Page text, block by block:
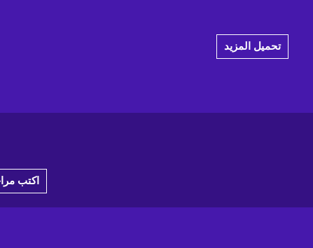
تحميل المزيد
اكتب